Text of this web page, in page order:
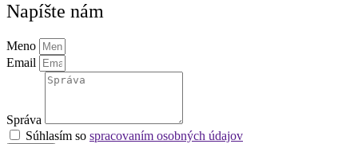
Napíšte nám
Meno
Email
Správa
Súhlasím so spracovaním osobných údajov